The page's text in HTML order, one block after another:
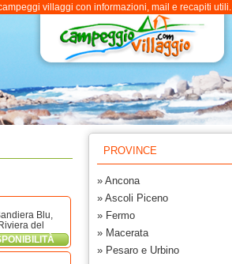
villaggi con informazioni, mail e recapiti utili.
Blu,
del
PROVINCE
» Ancona
» Ascoli Piceno
» Fermo
» Macerata
» Pesaro e Urbino